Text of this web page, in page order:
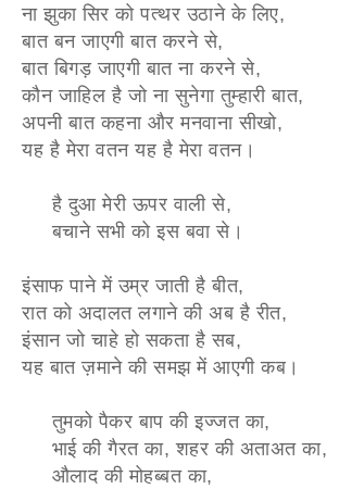
ना झुका सिर को पत्थर उठाने के लिए,
बात बन जाएगी बात करने से,
बात बिगड़ जाएगी बात ना करने से,
कौन जाहिल है जो ना सुनेगा तुम्हारी बात,
अपनी बात कहना और मनवाना सीखो,
यह है मेरा वतन यह है मेरा वतन।
है दुआ मेरी ऊपर वाली से,
बचाने सभी को इस बवा से।
इंसाफ पाने में उम्र जाती है बीत,
रात को अदालत लगाने की अब है रीत,
इंसान जो चाहे हो सकता है सब,
यह बात ज़माने की समझ में आएगी कब।
तुमको पैकर बाप की इज्जत का,
भाई की गैरत का, शहर की अताअत का,
औलाद की मोहब्बत का,